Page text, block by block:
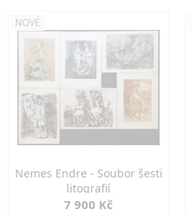
NOVÉ
Nemes Endre - Soubor šesti
litografií
7 900 Kč